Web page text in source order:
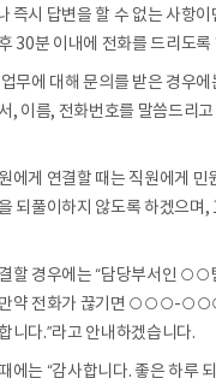
즉시 답변을 할 수 없는 사항이
30분 이내에 전화를 드리도록
무에 대해 문의를 받은 경우
, 이름, 전화번호를 말씀드리
에게 연결할 때는 직원에게 민
되풀이하지 않도록 하겠으며,
할 경우에는 “담당부서인 ○○
만약 전화가 끊기면 ○○○-
니다.”라고 안내하겠습니다.
에는 “감사합니다. 좋은 하루